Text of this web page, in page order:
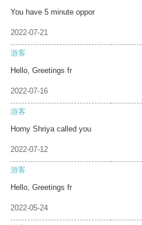
You have 5 minute oppor
2022-07-21
游客
Hello, Greetings fr
2022-07-16
游客
Horny Shriya called you
2022-07-12
游客
Hello, Greetings fr
2022-05-24